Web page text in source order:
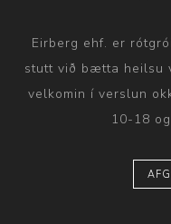
Eirberg ehf. er
stutt við bætta heilsu
velkomin í verslun
10-18